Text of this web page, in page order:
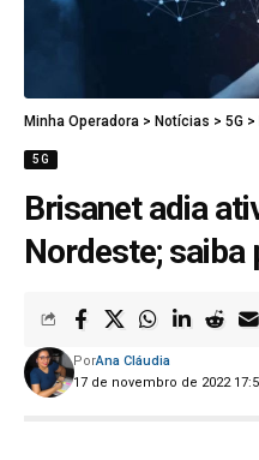
Minha Operadora > Notícias > 5G >
5G
Brisanet adia
Nordeste; saiba
17 de novembro de 2022
PorAna Cláudia